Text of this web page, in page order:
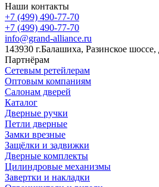
Наши контакты
+7 (499) 490-77-70
+7 (499) 490-77-70
info@grand-alliance.ru
143930 г.Балашиха, Разинское шоссе,
Партнёрам
Сетевым ретейлерам
Оптовым компаниям
Салонам дверей
Каталог
Дверные ручки
Петли дверные
Замки врезные
Защёлки и задвижки
Дверные комплекты
Цилиндровые механизмы
Завертки и накладки